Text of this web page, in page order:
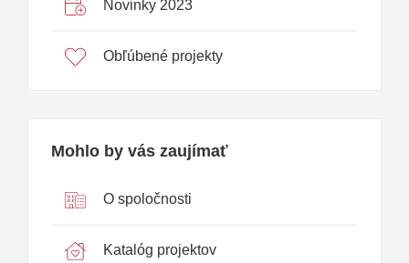
Novinky 2023
Obľúbené projekty
Mohlo by vás zaujímať
O spoločnosti
Katalóg projektov